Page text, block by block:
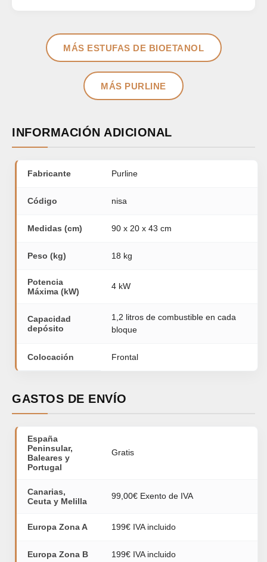
MÁS ESTUFAS DE BIOETANOL
MÁS PURLINE
INFORMACIÓN ADICIONAL
Fabricante Purline
Código nisa
Medidas (cm) 90 x 20 x 43 cm
Peso (kg) 18 kg
Potencia
Máxima (kW)
4 kW
Capacidad
depósito
1,2 litros de combustible en cada
bloque
Colocación Frontal
GASTOS DE ENVÍO
España
Peninsular,
Baleares y
Portugal
Gratis
Canarias,
Ceuta y Melilla
99,00€ Exento de IVA
Europa Zona A 199€ IVA incluido
Europa Zona B 199€ IVA incluido